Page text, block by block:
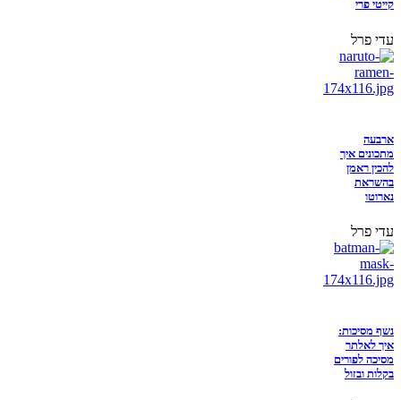
קייטי פרי
עדי פרל
ארבעה
מתכונים איך
להכין ראמן
בהשראת
נארוטו
עדי פרל
נשף מסיכות:
איך לאלתר
מסיכה לפורים
בקלות ובזול